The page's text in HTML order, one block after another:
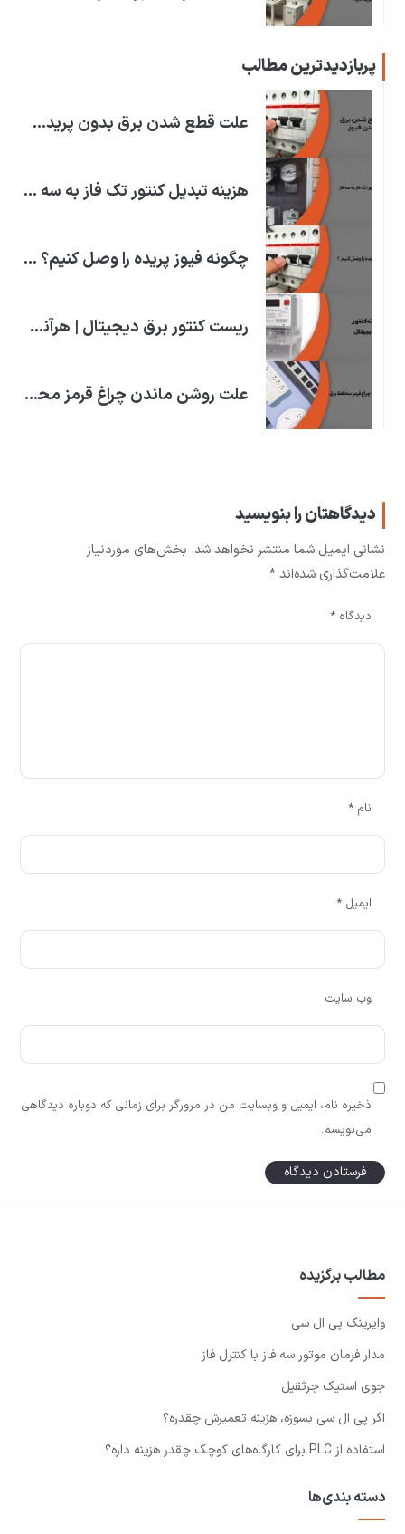
پربازدیدترین مطالب
علت قطع شدن برق بدون پریدن فیوز چیست؟ | علت قطعی برق!
هزینه تبدیل کنتور تک فاز به سه فاز | در استان های ایران
چگونه فیوز پریده را وصل کنیم؟ | علت پریدن فیوز برق خانه
ریست کنتور برق دیجیتال | هرآنچه که باید بدانید!
علت روشن ماندن چراغ قرمز محافظ برق
دیدگاهتان را بنویسید
نشانی ایمیل شما منتشر نخواهد شد. بخش‌های موردنیاز
علامت‌گذاری شده‌اند*
دیدگاه*
نام*
ایمیل*
وب‌ سایت
ذخیره نام، ایمیل و وبسایت من در مرورگر برای زمانی که دوباره دیدگاهی
می‌نویسم.
مطالب برگزیده
وایرینگ پی ال سی
مدار فرمان موتور سه فاز با کنترل فاز
جوی استیک جرثقیل
اگر پی ال سی بسوزه، هزینه تعمیرش چقدره؟
استفاده از PLC برای کارگاه‌های کوچک چقدر هزینه داره؟
دسته بندی‌ها